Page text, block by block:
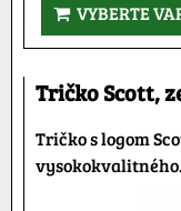
VYBERTE
Tričko Scott,
Tričko s logom